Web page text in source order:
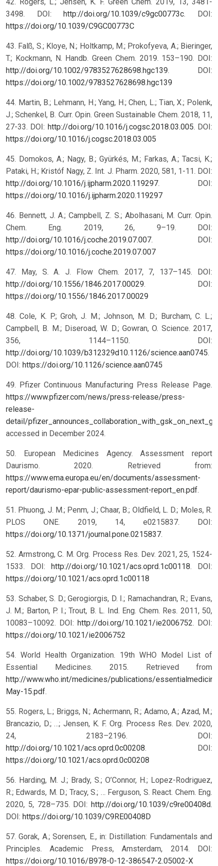
3498. DOI:http://doi.org/10.1039/c9gc00773c. DOI:
https://doi.org/10.1039/C9GC00773C
43. Falß, S.; Kloye, N.; Holtkamp, M.; Prokofyeva, A.; Bieringer,
T.; Kockmann, N. Handb. Green Chem. 2019. 153–190. DOI:
http://doi.org/10.1002/9783527628698.hgc139. DOI:
https://doi.org/10.1002/9783527628698.hgc139
44. Martin, B.; Lehmann, H.; Yang, H.; Chen, L.; Tian, X.; Polenk,
J.; Schenkel, B. Curr. Opin. Green Sustainable Chem. 2018, 11,
27-33. DOI: http://doi.org/10.1016/j.cogsc.2018.03.005. DOI:
https://doi.org/10.1016/j.cogsc.2018.03.005
45. Domokos, A.; Nagy, B.; Gyürkés, M.; Farkas, A.; Tacsi, K.;
Pataki, H.; Kristóf Nagy, Z. Int. J. Pharm. 2020, 581, 1-11. DOI:
http://doi.org/10.1016/j.ijpharm.2020.119297. DOI:
https://doi.org/10.1016/j.ijpharm.2020.119297
46. Bennett, J. A.; Campbell, Z. S.; Abolhasani, M. Curr. Opin.
Chem. Eng. 2019, 26, 9–19. DOI:
http://doi.org/10.1016/j.coche.2019.07.007. DOI:
https://doi.org/10.1016/j.coche.2019.07.007
47. May, S. A. J. Flow Chem. 2017, 7, 137–145. DOI:
http://doi.org/10.1556/1846.2017.00029. DOI:
https://doi.org/10.1556/1846.2017.00029
48. Cole, K. P.; Groh, J. M.; Johnson, M. D.; Burcham, C. L.;
Campbell, B. M.; Diseroad, W. D.; Gowran, O. Science. 2017,
356, 1144–1150. DOI:
http://doi.org/10.1039/b312329d10.1126/science.aan0745.
DOI: https://doi.org/10.1126/science.aan0745
49. Pfizer Continuous Manufacturing Press Release Page.
https://www.pfizer.com/news/press-release/press-
release-
detail/
accessed in December 2024.
50. European Medicines Agency. Assessment report
Daurismo. 2020. Retrieved from:
https://www.ema.europa.eu/en/documents/assessment-
report/daurismo-epar-public-assessment-report_en.pdf.
51. Phuong, J. M.; Penm, J.; Chaar, B.; Oldfield, L. D.; Moles, R.
PLOS ONE. 2019, 14, e0215837. DOI:
https://doi.org/10.1371/journal.pone.0215837.
52. Armstrong, C. M. Org. Process Res. Dev. 2021, 25, 1524-
1533. DOI: http://doi.org/10.1021/acs.oprd.1c00118. DOI:
https://doi.org/10.1021/acs.oprd.1c00118
53. Schaber, S. D.; Gerogiorgis, D. I.; Ramachandran, R.; Evans,
J. M.; Barton, P. I.; Trout, B. L. Ind. Eng. Chem. Res. 2011, 50,
10083–10092. DOI: http://doi.org/10.1021/ie2006752. DOI:
https://doi.org/10.1021/ie2006752
54. World Health Organization. 19th WHO Model List of
Essential Medicines. 2015. Retrieved from
http://www.who.int/medicines/publications/
May-15.pdf.
55. Rogers, L.; Briggs, N.; Achermann, R.; Adamo, A.; Azad, M.;
Brancazio, D.; …; Jensen, K. F. Org. Process Res. Dev. 2020,
24, 2183–2196. DOI:
http://doi.org/10.1021/acs.oprd.0c00208. DOI:
https://doi.org/10.1021/acs.oprd.0c00208
56. Harding, M. J.; Brady, S.; O’Connor, H.; Lopez-Rodriguez,
R.; Edwards, M. D.; Tracy, S.; … Ferguson, S. React. Chem. Eng.
2020, 5, 728–735. DOI: http://doi.org/10.1039/c9re00408d.
DOI: https://doi.org/10.1039/C9RE00408D
57. Gorak, A.; Sorensen, E., in: Distillation: Fundamentals and
Principles. Academic Press, Amsterdam, 2014. DOI:
https://doi.org/10.1016/B978-0-12-386547-2.05002-X